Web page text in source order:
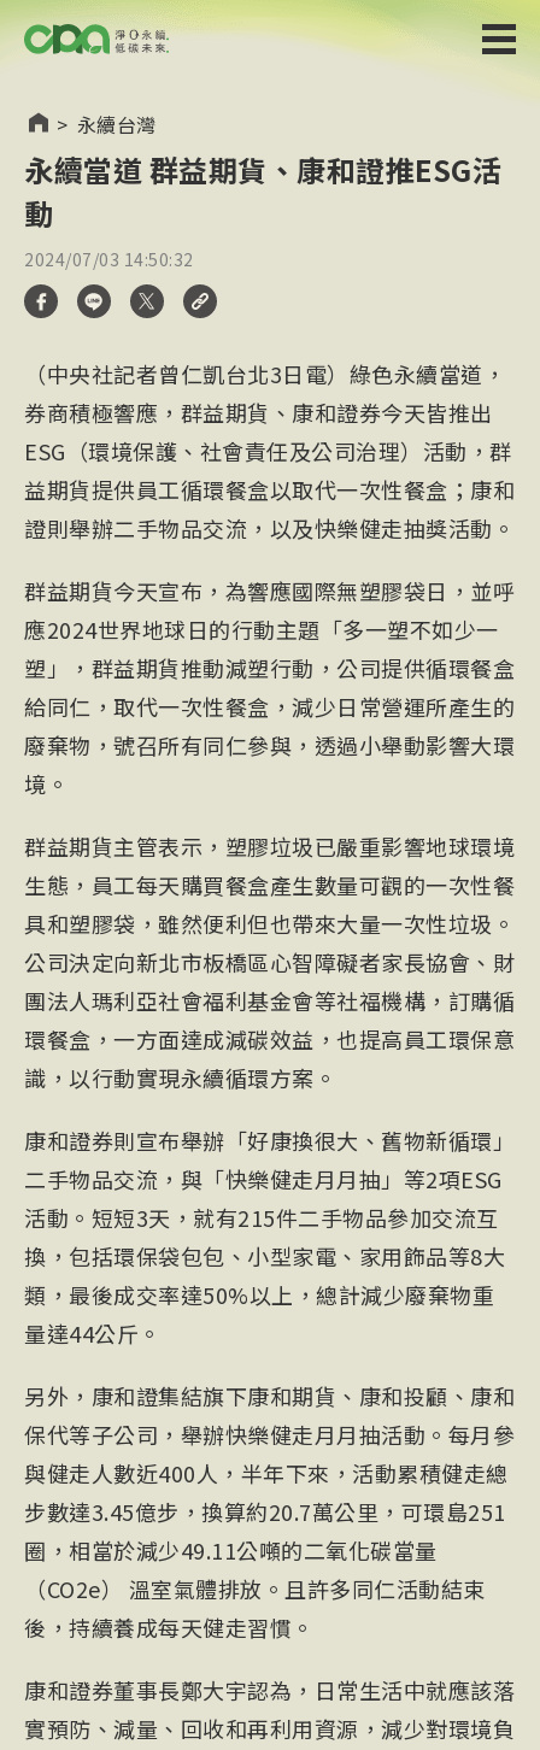
> 永續台灣
永續當道 群益期貨、康和證推ESG活
動
2024/07/03 14:50:32
（中央社記者曾仁凱台北3日電）綠色永續當道，
券商積極響應，群益期貨、康和證券今天皆推出
ESG（環境保護、社會責任及公司治理）活動，群
益期貨提供員工循環餐盒以取代一次性餐盒；康和
證則舉辦二手物品交流，以及快樂健走抽獎活動。
群益期貨今天宣布，為響應國際無塑膠袋日，並呼
應2024世界地球日的行動主題「多一塑不如少一
塑」，群益期貨推動減塑行動，公司提供循環餐盒
給同仁，取代一次性餐盒，減少日常營運所產生的
廢棄物，號召所有同仁參與，透過小舉動影響大環
境。
群益期貨主管表示，塑膠垃圾已嚴重影響地球環境
生態，員工每天購買餐盒產生數量可觀的一次性餐
具和塑膠袋，雖然便利但也帶來大量一次性垃圾。
公司決定向新北市板橋區心智障礙者家長協會、財
團法人瑪利亞社會福利基金會等社福機構，訂購循
環餐盒，一方面達成減碳效益，也提高員工環保意
識，以行動實現永續循環方案。
康和證券則宣布舉辦「好康換很大、舊物新循環」
二手物品交流，與「快樂健走月月抽」等2項ESG
活動。短短3天，就有215件二手物品參加交流互
換，包括環保袋包包、小型家電、家用飾品等8大
類，最後成交率達50%以上，總計減少廢棄物重
量達44公斤。
另外，康和證集結旗下康和期貨、康和投顧、康和
保代等子公司，舉辦快樂健走月月抽活動。每月參
與健走人數近400人，半年下來，活動累積健走總
步數達3.45億步，換算約20.7萬公里，可環島251
圈，相當於減少49.11公噸的二氧化碳當量
（CO2e） 溫室氣體排放。且許多同仁活動結束
後，持續養成每天健走習慣。
康和證券董事長鄭大宇認為，日常生活中就應該落
實預防、減量、回收和再利用資源，減少對環境負